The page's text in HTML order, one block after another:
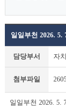
상
세
일일부천 2026. 5.
담당부서 자
첨부파일
일일부천 2026. 5.